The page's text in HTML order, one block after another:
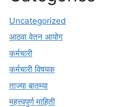
Uncategorized
आठवा वेतन आयोग
कर्मचारी
कर्मचारी विषयक
ताज्या बातम्या
महत्त्वपुर्ण माहिती